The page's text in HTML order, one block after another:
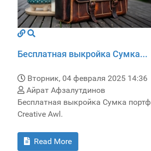
Бесплатная выкройка Сумка...
Вторник, 04 февраля 2025 14:36
Айрат Афзалутдинов
Бесплатная выкройка Сумка
Creative Awl.
Read More